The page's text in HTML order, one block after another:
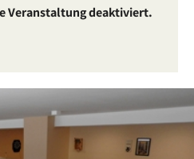
Veranstaltung deaktiviert.